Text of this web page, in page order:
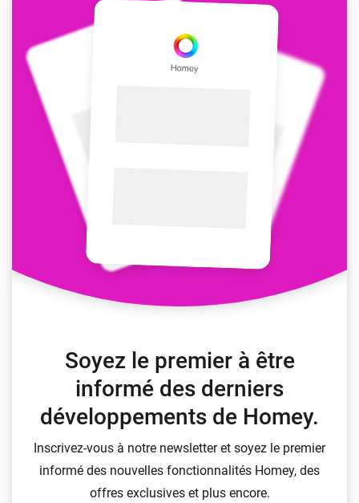
Soyez le premier à être
informé des derniers
développements de Homey.
Inscrivez-vous à notre newsletter et soyez le premier
informé des nouvelles fonctionnalités Homey, des
offres exclusives et plus encore.